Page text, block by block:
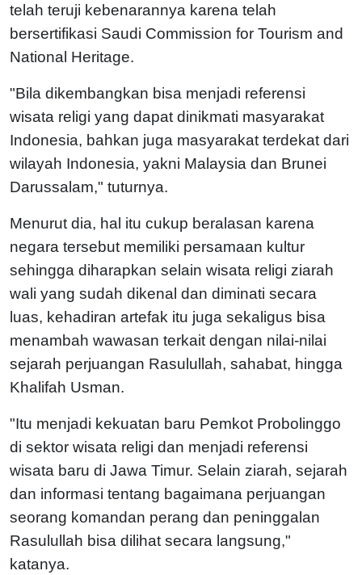
telah teruji kebenarannya karena telah
bersertifikasi Saudi Commission for Tourism and
National Heritage.
"Bila dikembangkan bisa menjadi referensi
wisata religi yang dapat dinikmati masyarakat
Indonesia, bahkan juga masyarakat terdekat dari
wilayah Indonesia, yakni Malaysia dan Brunei
Darussalam," tuturnya.
Menurut dia, hal itu cukup beralasan karena
negara tersebut memiliki persamaan kultur
sehingga diharapkan selain wisata religi ziarah
wali yang sudah dikenal dan diminati secara
luas, kehadiran artefak itu juga sekaligus bisa
menambah wawasan terkait dengan nilai-nilai
sejarah perjuangan Rasulullah, sahabat, hingga
Khalifah Usman.
"Itu menjadi kekuatan baru Pemkot Probolinggo
di sektor wisata religi dan menjadi referensi
wisata baru di Jawa Timur. Selain ziarah, sejarah
dan informasi tentang bagaimana perjuangan
seorang komandan perang dan peninggalan
Rasulullah bisa dilihat secara langsung,"
katanya.